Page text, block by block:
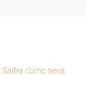
Saiba como seus